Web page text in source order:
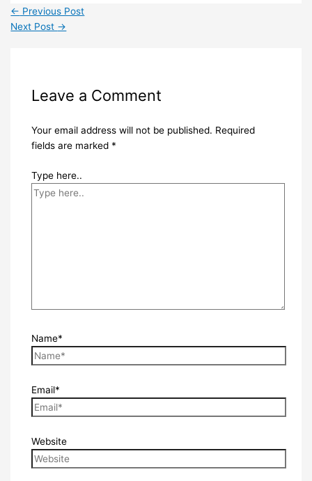
← Previous Post
Next Post →
Leave a Comment
Your email address will not be published. Required
fields are marked *
Type here..
Name*
Email*
Website